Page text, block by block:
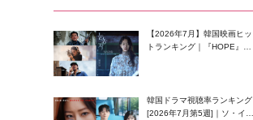
【2026年7月】韓国映画ヒッ
トランキング｜『HOPE』が
韓国ドラマ視聴率ランキング
[2026年7月第5週]｜ソ・イン